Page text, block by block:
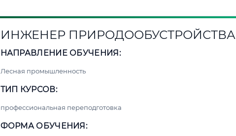
ИНЖЕНЕР ПРИРОДООБУСТРОЙСТВА
НАПРАВЛЕНИЕ ОБУЧЕНИЯ:
Лесная промышленность
ТИП КУРСОВ:
профессиональная переподготовка
ФОРМА ОБУЧЕНИЯ: